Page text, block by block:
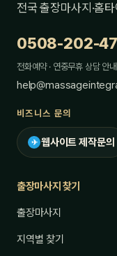
전국 출장마사지·홈
0508-202-
전화예약 · 연중무휴 상담 안내
비즈니스 문의
✈ 웹사이트 제작문의
출장마사지 찾기
출장마사지
지역별 찾기